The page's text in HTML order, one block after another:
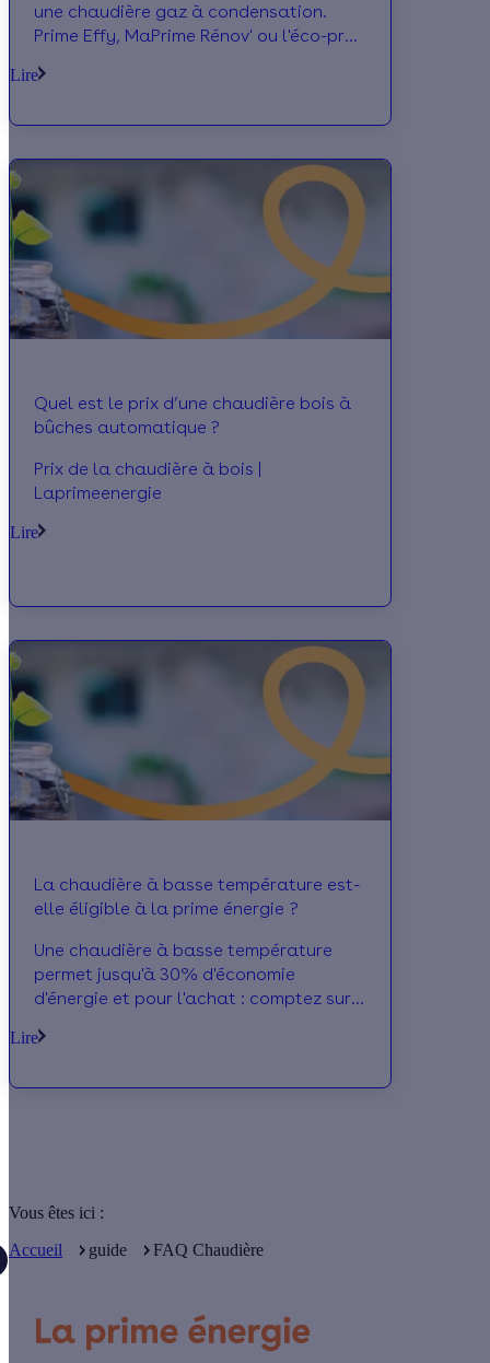
une chaudière gaz à condensation.
Prime Effy, MaPrime Rénov' ou l'éco-prêt
aides.
Lire
Quel est le prix d’une chaudière bois à
bûches automatique ?
Prix de la chaudière à bois |
Laprimeenergie
Lire
La chaudière à basse température est-
elle éligible à la prime énergie ?
Une chaudière à basse température
permet jusqu'à 30% d'économie
d'énergie et pour l'achat : comptez sur
Lire
Vous êtes ici :
Accueil
guide FAQ Chaudière